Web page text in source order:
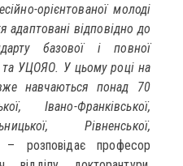
орієнтованої молоді
адаптовані відповідно до
базової і повної
та УЦОЯО. У цьому році на
навчаються понад 70
Івано-Франківської,
Рівненської,
– розповідає професор